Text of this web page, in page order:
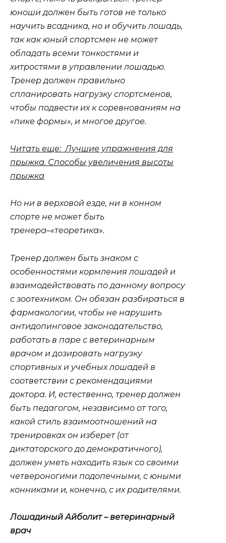
юноши должен быть готов не только
научить всадника, но и обучить лошадь,
так как юный спортсмен не может
обладать всеми тонкостями и
хитростями в управлении лошадью.
Тренер должен правильно
спланировать нагрузку спортсменов,
чтобы подвести их к соревнованиям на
«пике формы», и многое другое.
Читать еще: Лучшие упражнения для
прыжка. Способы увеличения высоты
прыжка
Но ни в верховой езде, ни в конном
спорте не может быть
тренера–«теоретика».
Тренер должен быть знаком с
особенностями кормления лошадей и
взаимодействовать по данному вопросу
с зоотехником. Он обязан разбираться в
фармакологии, чтобы не нарушить
антидопинговое законодательство,
работать в паре с ветеринарным
врачом и дозировать нагрузку
спортивных и учебных лошадей в
соответствии с рекомендациями
доктора. И, естественно, тренер должен
быть педагогом, независимо от того,
какой стиль взаимоотношений на
тренировках он изберет (от
диктаторского до демократичного),
должен уметь находить язык со своими
четвероногими подопечными, с юными
конниками и, конечно, с их родителями.
Лошадиный Айболит – ветеринарный
врач